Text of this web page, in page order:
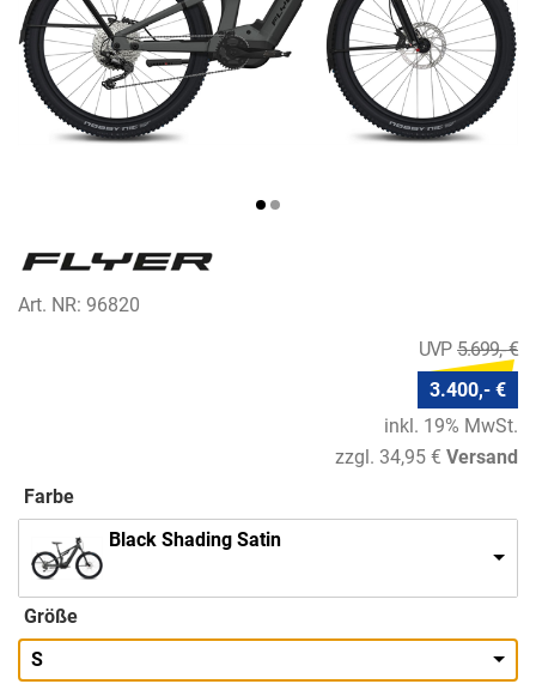
Art. NR: 96820
5.699,- €
3.400,- €
inkl. 19% MwSt.
zzgl. 34,95 € Versand
Farbe
Black Shading Satin
Größe
S